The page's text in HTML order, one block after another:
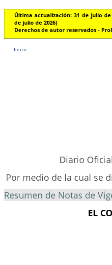
Última actualización: 31 de julio
de julio de 2026)
Derechos de autor reservados -
Inicio
Diario
Por medio de la cual se
Resumen de Notas de
EL